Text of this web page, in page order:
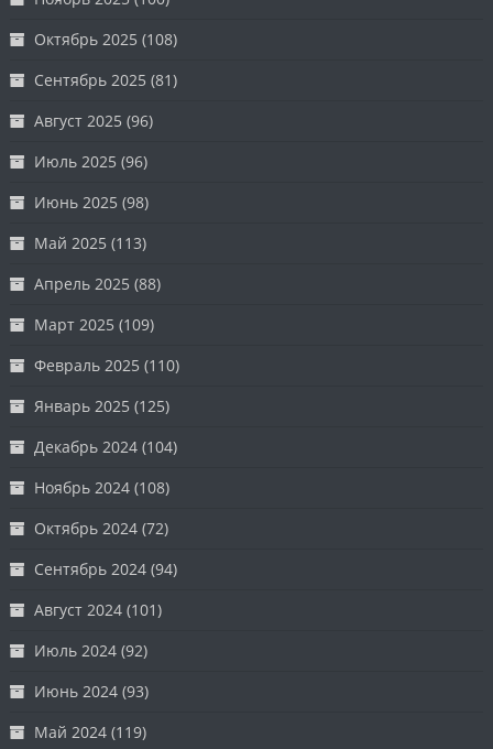
Октябрь 2025 (108)
Сентябрь 2025 (81)
Август 2025 (96)
Июль 2025 (96)
Июнь 2025 (98)
Май 2025 (113)
Апрель 2025 (88)
Март 2025 (109)
Февраль 2025 (110)
Январь 2025 (125)
Декабрь 2024 (104)
Ноябрь 2024 (108)
Октябрь 2024 (72)
Сентябрь 2024 (94)
Август 2024 (101)
Июль 2024 (92)
Июнь 2024 (93)
Май 2024 (119)